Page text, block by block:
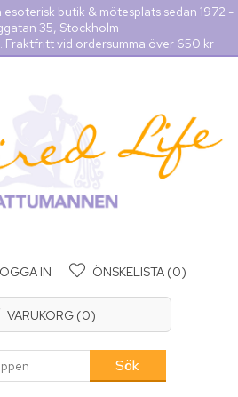
butik & mötesplats sedan 1972 -
35, Stockholm
Fraktfritt vid ordersumma över 650 kr
IN ÖNSKELISTA (0)
VARUKORG (0)